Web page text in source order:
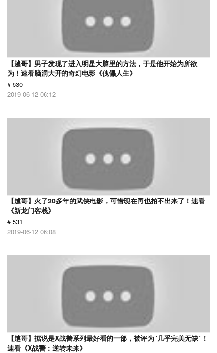
【越哥】男子发现了进入明星大脑里的方法，于是他开始为所欲
为！速看脑洞大开的奇幻电影《傀儡人生》
# 530
2019-06-12 06:12
【越哥】火了20多年的武侠电影，可惜现在再也拍不出来了！速看
《新龙门客栈》
# 531
2019-06-12 06:08
【越哥】据说是X战警系列最好看的一部，被评为“几乎完美无缺”！
速看《X战警：逆转未来》